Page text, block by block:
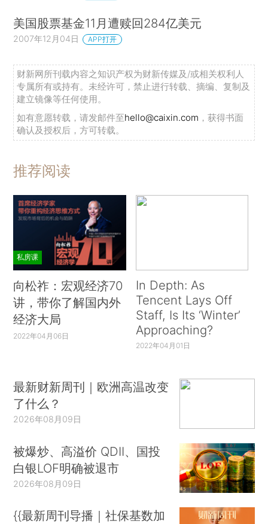
美国股票基金11月遭赎回284亿美元
2007年12月04日 APP打开
财新网所刊载内容之知识产权为财新传媒及/或相关权利人
专属所有或持有。未经许可，禁止进行转载、摘编、复制及
建立镜像等任何使用。
如有意愿转载，请发邮件至hello@caixin.com ，获得书面
确认及授权后，方可转载。
推荐阅读
私房课
向松祚：宏观经济70
讲，带你了解国内外
经济大局
2022年04月06日
In Depth: As
Tencent Lays Off
Staff, Is Its ‘Winter’
Approaching?
2022年04月01日
最新财新周刊｜欧洲高温改变
了什么？
2026年08月09日
被爆炒、高溢价 QDII、国投
白银LOF明确被退市
2026年08月09日
{{最新周刊导播｜社保基数加